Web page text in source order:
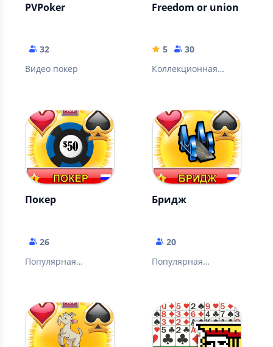
PVPoker
32
Видео покер
Freedom or union
5
30
Коллекционная
войны в США 1861-
1865.
Покер
26
Популярная
Бридж
20
Популярная